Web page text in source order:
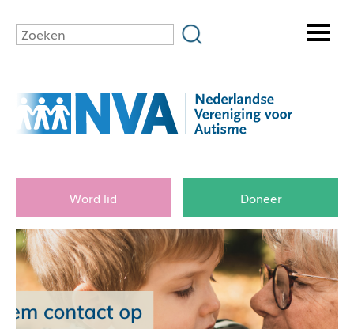
Word lid Doneer